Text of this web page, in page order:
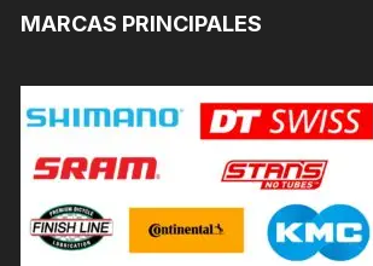
MARCAS PRINCIPALES